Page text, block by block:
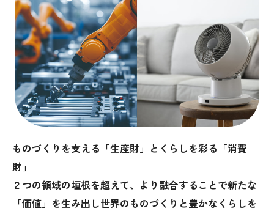
ものづくりを支える「生産財」とくらしを彩る「消費
財」
２つの領域の垣根を超えて、より融合することで新たな
「価値」を生み出し世界のものづくりと豊かなくらしを